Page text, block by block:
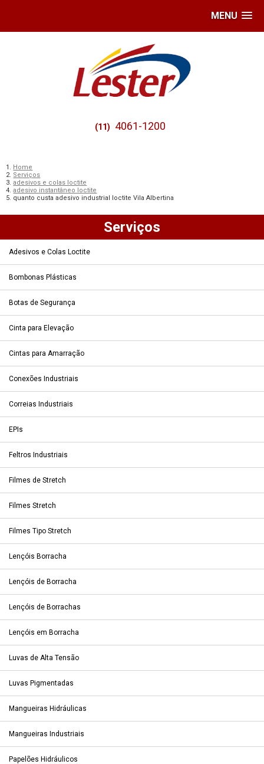
MENU
(11) 4061-1200
Home
Serviços
adesivos e colas loctite
adesivo instantâneo loctite
quanto custa adesivo industrial loctite Vila Albertina
Serviços
Adesivos e Colas Loctite
Bombonas Plásticas
Botas de Segurança
Cinta para Elevação
Cintas para Amarração
Conexões Industriais
Correias Industriais
EPIs
Feltros Industriais
Filmes de Stretch
Filmes Stretch
Filmes Tipo Stretch
Lençóis Borracha
Lençóis de Borracha
Lençóis de Borrachas
Lençóis em Borracha
Luvas de Alta Tensão
Luvas Pigmentadas
Mangueiras Hidráulicas
Mangueiras Industriais
Papelões Hidráulicos